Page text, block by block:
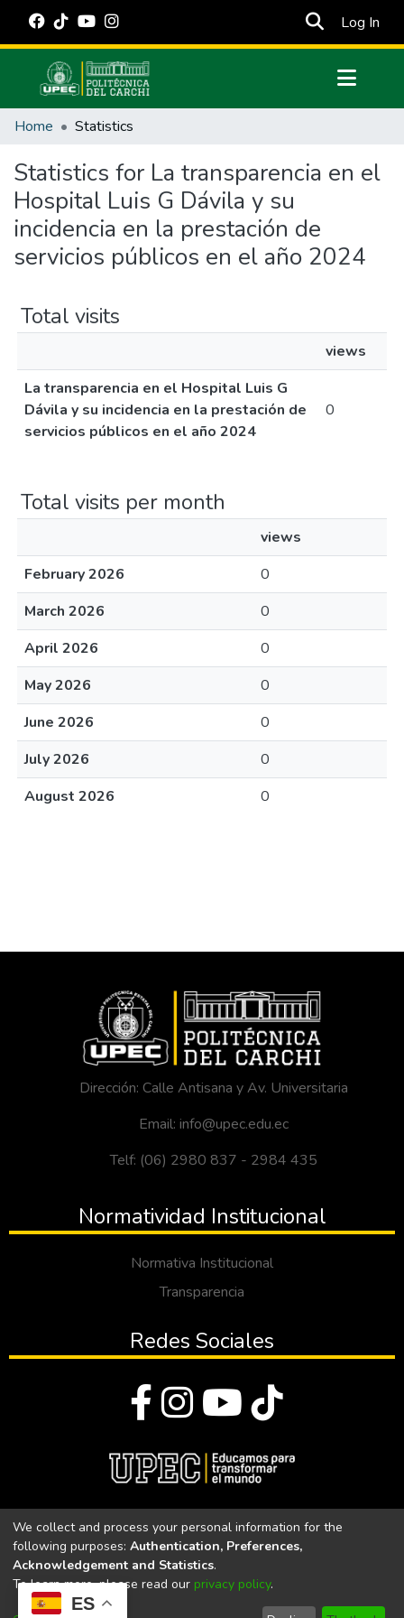
ES
Log In
Communities & Collections
Estadísticas Externas
Manuales
Home Statistics
Statistics for La transparencia en el
Hospital Luis G Dávila y su
incidencia en la prestación de
servicios públicos en el año 2024
Total visits
views
La transparencia en el Hospital Luis G
Dávila y su incidencia en la prestación de
servicios públicos en el año 2024
0
Total visits per month
views
February 2026
0
March 2026
0
April 2026
0
May 2026
0
June 2026
0
July 2026
0
August 2026
0
Dirección: Calle Antisana y Av. Universitaria
Email: info@upec.edu.ec
Telf: (06) 2980 837 - 2984 435
Normatividad Institucional
Normativa Institucional
Transparencia
Redes Sociales
Universidad Politécnica Estatal del Carchi
Universidad Politécnica Estatal del Carchi | Acreditada por el
We collect and process your personal information for the
following purposes: Authentication, Preferences,
Acknowledgement and Statistics.
To learn more, please read our privacy policy.